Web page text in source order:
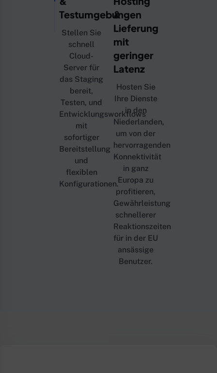
Testumgebungen
Stellen Sie
schnell
Cloud-
Server für
das Staging
bereit,
Testen, und
Entwicklungsworkflows
mit
sofortiger
Bereitstellung
und
flexiblen
Konfigurationen.
&
Lieferung
mit
geringer
Latenz
Hosten Sie
Ihre Dienste
in den
Niederlanden,
um von der
hervorragenden
Konnektivität
in ganz
Europa zu
profitieren,
Gewährleistung
schnellerer
Reaktionszeiten
für in der EU
ansässige
Benutzer.